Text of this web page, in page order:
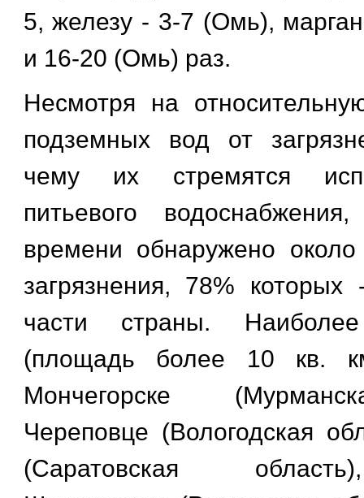
5, железу - 3-7 (Омь),
и 16-20 (Омь) раз.
Несмотря на
подземных вод от
чему их стремятся
питьевого
времени обнаружено
загрязнения, 78% которых
части страны. Наиболее
(площадь более 10 кв.
Мончегорске
Череповце (Вологодская
(Саратовская